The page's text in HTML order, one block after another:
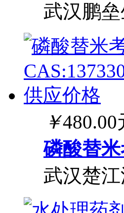
武汉鹏
￥480.00
磷酸替
武汉楚